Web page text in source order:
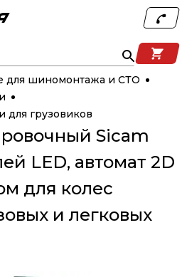
для шиномонтажа и СТО
для грузовиков
Sicam
LED, автомат 2D
для колес
и легковых